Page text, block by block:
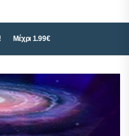
Μέχρι 1.99€